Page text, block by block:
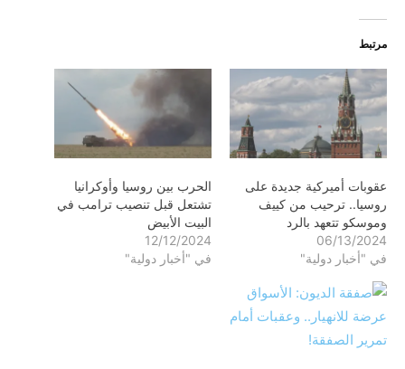
مرتبط
عقوبات أميركية جديدة على
روسيا.. ترحيب من كييف
وموسكو تتعهد بالرد
06/13/2024
في "أخبار دولية"
الحرب بين روسيا وأوكرانيا
تشتعل قبل تنصيب ترامب في
البيت الأبيض
12/12/2024
في "أخبار دولية"